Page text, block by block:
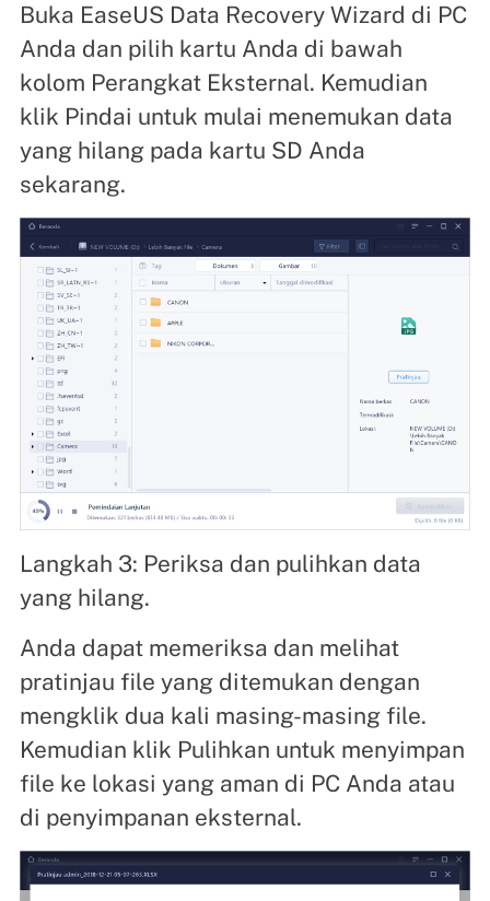
Buka EaseUS Data Recovery Wizard di PC
Anda dan pilih kartu Anda di bawah
kolom Perangkat Eksternal. Kemudian
klik Pindai untuk mulai menemukan data
yang hilang pada kartu SD Anda
sekarang.
Langkah 3: Periksa dan pulihkan data
yang hilang.
Anda dapat memeriksa dan melihat
pratinjau file yang ditemukan dengan
mengklik dua kali masing-masing file.
Kemudian klik Pulihkan untuk menyimpan
file ke lokasi yang aman di PC Anda atau
di penyimpanan eksternal.